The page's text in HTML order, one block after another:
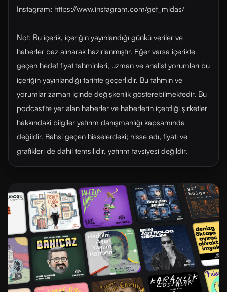
Instagram: https://www.instagram.com/get_midas/
Not: Bu içerik, içeriğin yayınlandığı günkü veriler ve
haberler baz alınarak hazırlanmıştır. Eğer varsa içerikte
geçen hedef fiyat tahminleri, uzman ve analist yorumları bu
içeriğin yayınlandığı tarihte geçerlidir. Bu tahmin ve
yorumlar zaman içinde değişkenlik gösterebilmektedir. Bu
podcast'te yer alan haberler ve haberlerin içerdiği şirketler
hakkındaki bilgiler yatırım danışmanlığı kapsamında
değildir. Bahsi geçen hisselerdeki; hisse adı, fiyatı ve
grafikleri de dahil temsilidir, yatırım tavsiyesi değildir.